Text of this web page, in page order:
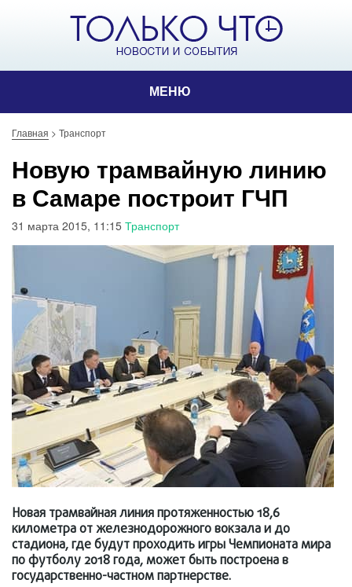
МЕНЮ
Главная > Транспорт
Новую трамвайную линию
в Самаре построит ГЧП
31 марта 2015, 11:15 Транспорт
Новая трамвайная линия протяженностью 18,6
километра от железнодорожного вокзала и до
стадиона, где будут проходить игры Чемпионата мира
по футболу 2018 года, может быть построена в
государственно-частном партнерстве.